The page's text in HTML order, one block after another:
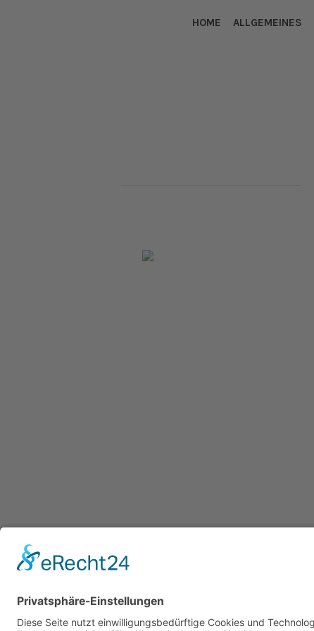
HOME ALLGEMEINES